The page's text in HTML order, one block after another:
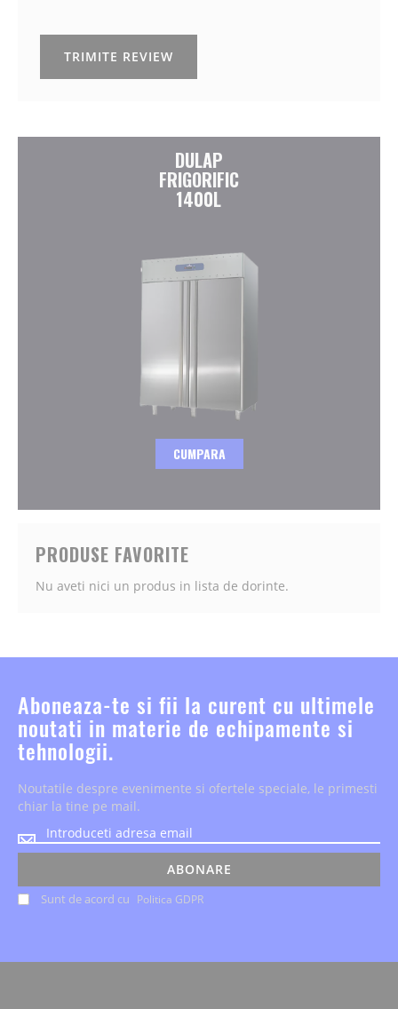
TRIMITE REVIEW
DULAP
FRIGORIFIC
1400L
CUMPARA
PRODUSE FAVORITE
Nu aveti nici un produs in lista de dorinte.
Aboneaza-te si fii la curent cu ultimele
noutati in materie de echipamente si
tehnologii.
Noutatile despre evenimente si ofertele speciale, le primesti
chiar la tine pe mail.
Noutatile
despre
si
oferteleSunt de acord cu Politica GDPR
ABONARE